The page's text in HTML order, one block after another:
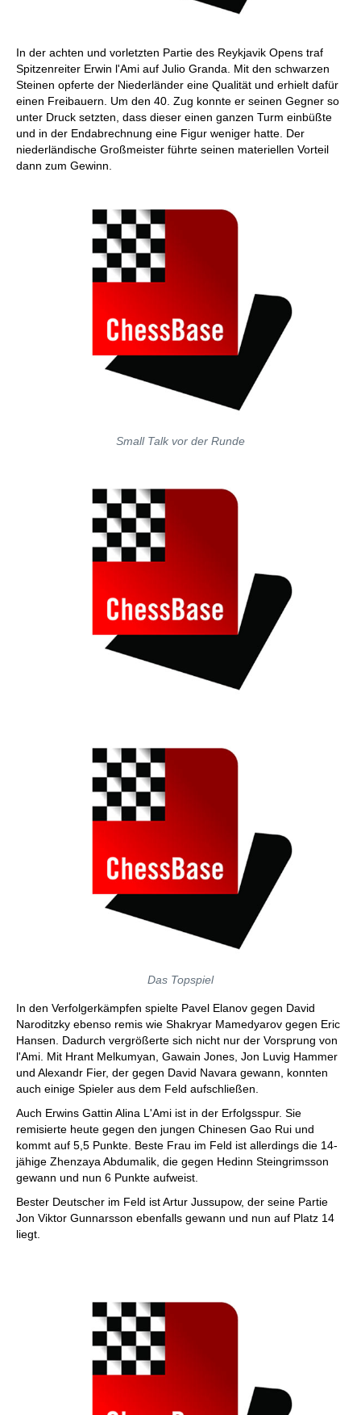
In der achten und vorletzten Partie des Reykjavik Opens traf
Spitzenreiter Erwin l'Ami auf Julio Granda. Mit den schwarzen
Steinen opferte der Niederländer eine Qualität und erhielt dafür
einen Freibauern. Um den 40. Zug konnte er seinen Gegner so
unter Druck setzten, dass dieser einen ganzen Turm einbüßte
und in der Endabrechnung eine Figur weniger hatte. Der
niederländische Großmeister führte seinen materiellen Vorteil
dann zum Gewinn.
Small Talk vor der Runde
Das Topspiel
In den Verfolgerkämpfen spielte Pavel Elanov gegen David
Naroditzky ebenso remis wie Shakryar Mamedyarov gegen Eric
Hansen. Dadurch vergrößerte sich nicht nur der Vorsprung von
l'Ami. Mit Hrant Melkumyan, Gawain Jones, Jon Luvig Hammer
und Alexandr Fier, der gegen David Navara gewann, konnten
auch einige Spieler aus dem Feld aufschließen.
Auch Erwins Gattin Alina L'Ami ist in der Erfolgsspur. Sie
remisierte heute gegen den jungen Chinesen Gao Rui und
kommt auf 5,5 Punkte. Beste Frau im Feld ist allerdings die 14-
jähige Zhenzaya Abdumalik, die gegen Hedinn Steingrimsson
gewann und nun 6 Punkte aufweist.
Bester Deutscher im Feld ist Artur Jussupow, der seine Partie
Jon Viktor Gunnarsson ebenfalls gewann und nun auf Platz 14
liegt.